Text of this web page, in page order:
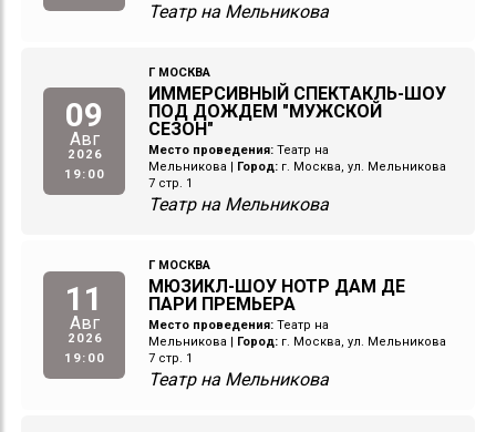
Театр на Мельникова
09
Авг
2026
19:00
Г МОСКВА
ИММЕРСИВНЫЙ СПЕКТАКЛЬ-ШОУ
ПОД ДОЖДЕМ "МУЖСКОЙ
СЕЗОН"
Место проведения: Театр на
Мельникова
Город: г. Москва, ул. Мельникова
7 стр. 1
Театр на Мельникова
11
Авг
2026
19:00
Г МОСКВА
МЮЗИКЛ-ШОУ НОТР ДАМ ДЕ
ПАРИ ПРЕМЬЕРА
Место проведения: Театр на
Мельникова
Город: г. Москва, ул. Мельникова
7 стр. 1
Театр на Мельникова